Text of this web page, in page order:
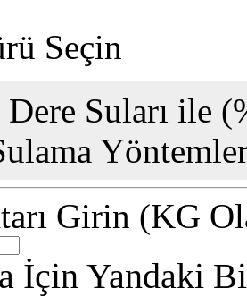
Seçin
Suları ile
Girin (KG
İçin Yandaki